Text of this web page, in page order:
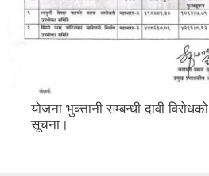
योजना भुक्तानी सम्बन्धी दावी विरोधको
सूचना।